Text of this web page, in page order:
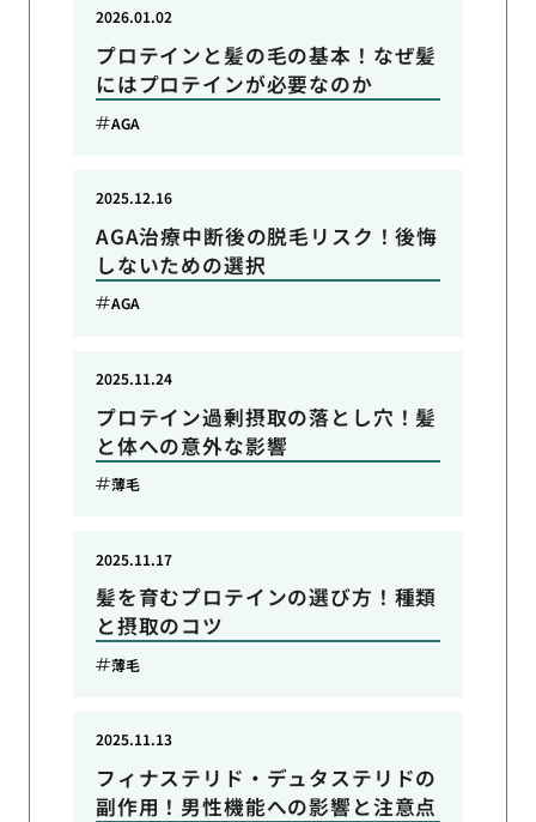
プロテインと髪の毛の基本！なぜ髪
にはプロテインが必要なのか
2026.01.02
AGA
AGA治療中断後の脱毛リスク！後悔
しないための選択
2025.12.16
AGA
プロテイン過剰摂取の落とし穴！髪
と体への意外な影響
2025.11.24
薄毛
髪を育むプロテインの選び方！種類
と摂取のコツ
2025.11.17
薄毛
フィナステリド・デュタステリドの
副作用！男性機能への影響と注意点
2025.11.13